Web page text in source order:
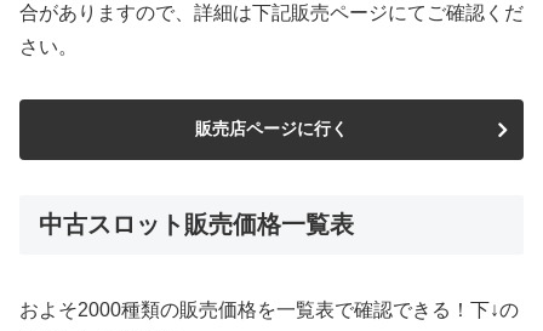
合がありますので、詳細は下記販売ページにてご確認くだ
さい。
販売店ページに行く
中古スロット販売価格一覧表
およそ2000種類の販売価格を一覧表で確認できる！下↓の